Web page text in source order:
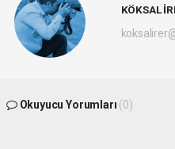
KÖKSAL
Okuyucu Yorumları (0)